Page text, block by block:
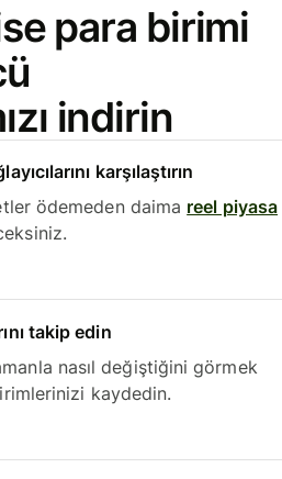
para birimi
indirin
karşılaştırın
ödemeden daima reel piyasa
takip edin
nasıl değiştiğini görmek
kaydedin.